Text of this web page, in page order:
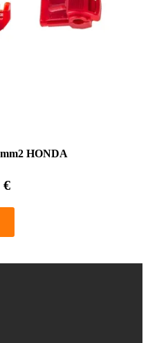
HONDA
€